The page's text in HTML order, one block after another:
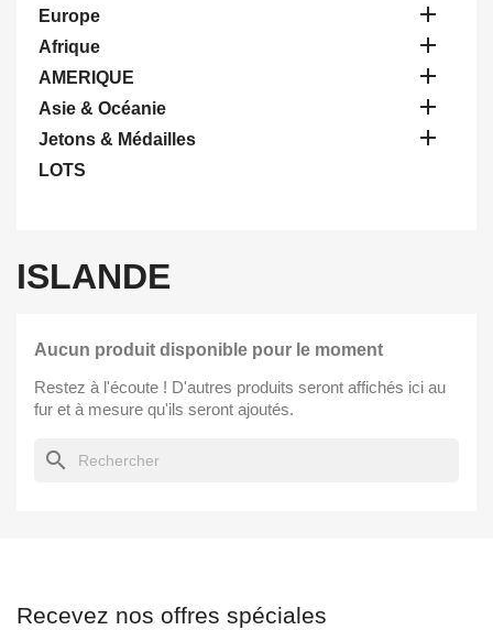
Europe 
Afrique 
AMERIQUE 
Asie & Océanie 
Jetons & Médailles 
LOTS
ISLANDE
Aucun produit disponible pour le moment
Restez à l'écoute ! D'autres produits seront affichés ici au
fur et à mesure qu'ils seront ajoutés.
search
Recevez nos offres spéciales